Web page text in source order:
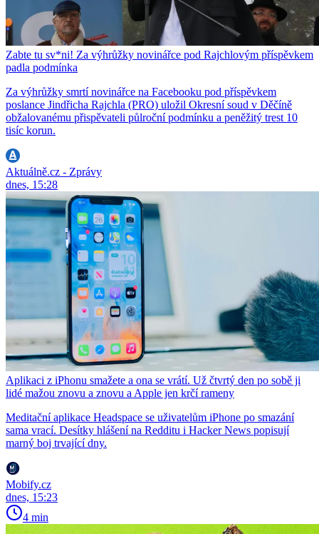
Zabte tu sv*ni! Za výhrůžky novinářce pod Rajchlovým příspěvkem
padla podmínka
Za výhrůžky smrtí novinářce na Facebooku pod příspěvkem
poslance Jindřicha Rajchla (PRO) uložil Okresní soud v Děčíně
obžalovanému přispěvateli půlroční podmínku a peněžitý trest 10
tisíc korun.
Aktuálně.cz - Zprávy
dnes, 15:28
Aplikaci z iPhonu smažete a ona se vrátí. Už čtvrtý den po sobě ji
lidé mažou znovu a znovu a Apple jen krčí rameny
Meditační aplikace Headspace se uživatelům iPhone po smazání
sama vrací. Desítky hlášení na Redditu i Hacker News popisují
marný boj trvající dny.
Mobify.cz
dnes, 15:23
4 min